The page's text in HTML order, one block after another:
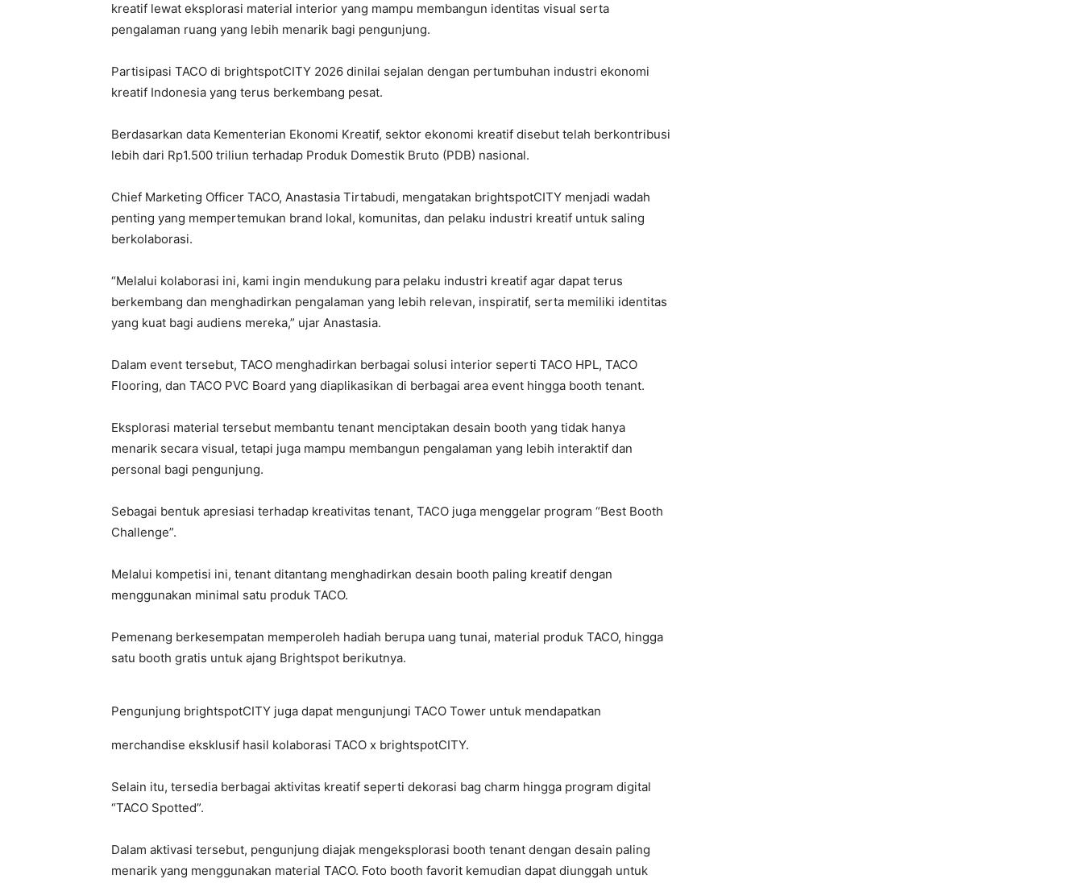
kreatif lewat eksplorasi material interior yang mampu membangun identitas visual serta
pengalaman ruang yang lebih menarik bagi pengunjung.
Partisipasi TACO di brightspotCITY 2026 dinilai sejalan dengan pertumbuhan industri ekonomi
kreatif Indonesia yang terus berkembang pesat.
Berdasarkan data Kementerian Ekonomi Kreatif, sektor ekonomi kreatif disebut telah berkontribusi
lebih dari Rp1.500 triliun terhadap Produk Domestik Bruto (PDB) nasional.
Chief Marketing Officer TACO, Anastasia Tirtabudi, mengatakan brightspotCITY menjadi wadah
penting yang mempertemukan brand lokal, komunitas, dan pelaku industri kreatif untuk saling
berkolaborasi.
“Melalui kolaborasi ini, kami ingin mendukung para pelaku industri kreatif agar dapat terus
berkembang dan menghadirkan pengalaman yang lebih relevan, inspiratif, serta memiliki identitas
yang kuat bagi audiens mereka,” ujar Anastasia.
Dalam event tersebut, TACO menghadirkan berbagai solusi interior seperti TACO HPL, TACO
Flooring, dan TACO PVC Board yang diaplikasikan di berbagai area event hingga booth tenant.
Eksplorasi material tersebut membantu tenant menciptakan desain booth yang tidak hanya
menarik secara visual, tetapi juga mampu membangun pengalaman yang lebih interaktif dan
personal bagi pengunjung.
Sebagai bentuk apresiasi terhadap kreativitas tenant, TACO juga menggelar program “Best Booth
Challenge”.
Melalui kompetisi ini, tenant ditantang menghadirkan desain booth paling kreatif dengan
menggunakan minimal satu produk TACO.
Pemenang berkesempatan memperoleh hadiah berupa uang tunai, material produk TACO, hingga
satu booth gratis untuk ajang Brightspot berikutnya.
Pengunjung brightspotCITY juga dapat mengunjungi TACO Tower untuk mendapatkan
merchandise eksklusif hasil kolaborasi TACO x brightspotCITY.
Selain itu, tersedia berbagai aktivitas kreatif seperti dekorasi bag charm hingga program digital
“TACO Spotted”.
Dalam aktivasi tersebut, pengunjung diajak mengeksplorasi booth tenant dengan desain paling
menarik yang menggunakan material TACO. Foto booth favorit kemudian dapat diunggah untuk